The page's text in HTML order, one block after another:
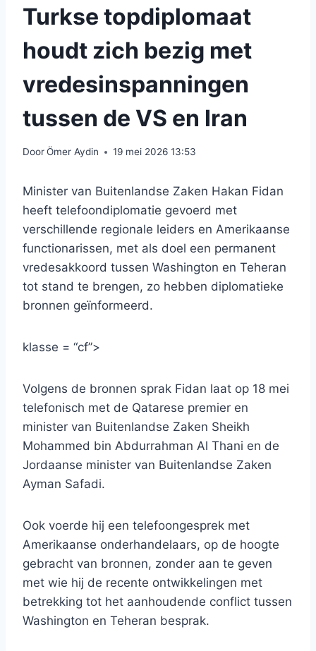
Turkse topdiplomaat
houdt zich bezig met
vredesinspanningen
tussen de VS en Iran
DoorÖmer Aydin 19 mei 2026 13:53
Minister van Buitenlandse Zaken Hakan Fidan
heeft telefoondiplomatie gevoerd met
verschillende regionale leiders en Amerikaanse
functionarissen, met als doel een permanent
vredesakkoord tussen Washington en Teheran
tot stand te brengen, zo hebben diplomatieke
bronnen geïnformeerd.
klasse = “cf”>
Volgens de bronnen sprak Fidan laat op 18 mei
telefonisch met de Qatarese premier en
minister van Buitenlandse Zaken Sheikh
Mohammed bin Abdurrahman Al Thani en de
Jordaanse minister van Buitenlandse Zaken
Ayman Safadi.
Ook voerde hij een telefoongesprek met
Amerikaanse onderhandelaars, op de hoogte
gebracht van bronnen, zonder aan te geven
met wie hij de recente ontwikkelingen met
betrekking tot het aanhoudende conflict tussen
Washington en Teheran besprak.